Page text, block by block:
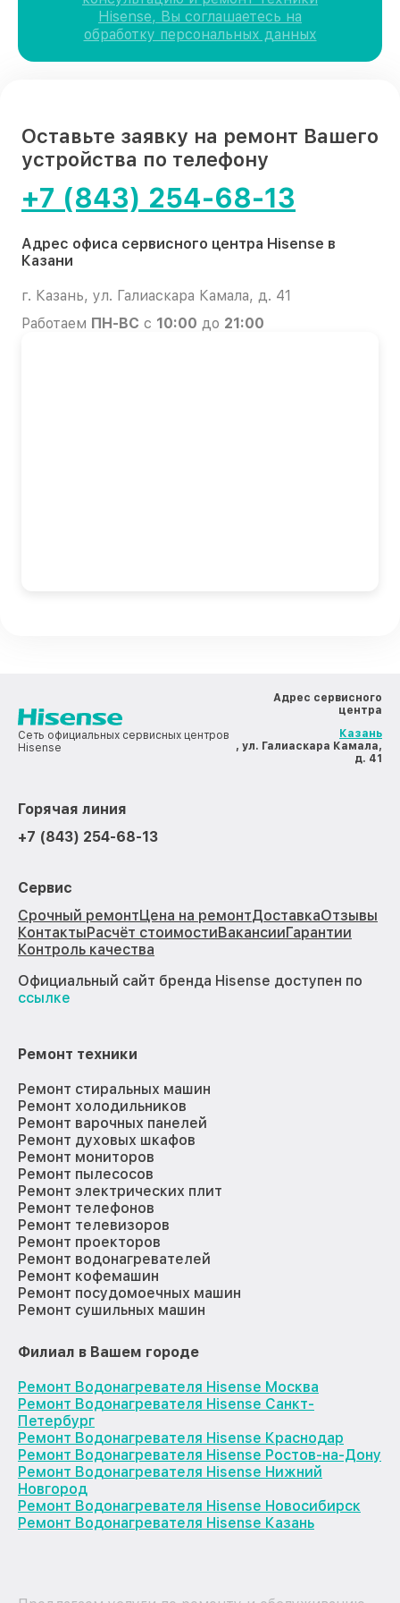
Hisense, Вы соглашаетесь на
обработку персональных данных
Оставьте заявку на ремонт Вашего
устройства по телефону
+7 (843) 254-68-13
Адрес офиса сервисного центра Hisense в
Казани
г. Казань, ул. Галиаскара Камала, д. 41
Работаем ПН-ВС с 10:00 до 21:00
Сеть официальных сервисных центров
Hisense
Адрес сервисного
центра
Казань
, ул. Галиаскара Камала,
д. 41
Горячая линия
+7 (843) 254-68-13
Сервис
Срочный ремонтЦена на ремонтДоставкаОтзывы
КонтактыРасчёт стоимостиВакансииГарантии
Контроль качества
Официальный сайт бренда Hisense доступен по
ссылке
Ремонт техники
Ремонт стиральных машин
Ремонт холодильников
Ремонт варочных панелей
Ремонт духовых шкафов
Ремонт мониторов
Ремонт пылесосов
Ремонт электрических плит
Ремонт телефонов
Ремонт телевизоров
Ремонт проекторов
Ремонт водонагревателей
Ремонт кофемашин
Ремонт посудомоечных машин
Ремонт сушильных машин
Филиал в Вашем городе
Ремонт Водонагревателя Hisense Москва
Ремонт Водонагревателя Hisense Санкт-
Петербург
Ремонт Водонагревателя Hisense Краснодар
Ремонт Водонагревателя Hisense Ростов-на-Дону
Ремонт Водонагревателя Hisense Нижний
Новгород
Ремонт Водонагревателя Hisense Новосибирск
Ремонт Водонагревателя Hisense Казань